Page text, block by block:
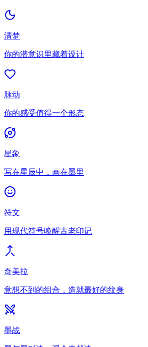
清梦
你的潜意识里藏着设计
脉动
你的感受值得一个形态
星象
写在星辰中，画在墨里
符文
用现代符号唤醒古老印记
奇美拉
意想不到的组合，造就最好的纹身
墨战